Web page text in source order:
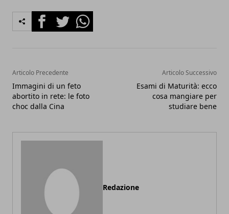
FacebookTwitterWhatsapp
Articolo Precedente
Immagini di un feto
abortito in rete: le foto
choc dalla Cina
Articolo Successivo
Esami di Maturità: ecco
cosa mangiare per
studiare bene
Redazione